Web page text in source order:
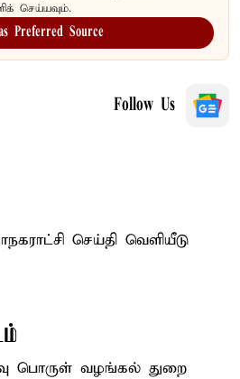
செய்யவும்.
Preferred Source
Follow Us
செய்தி வெளியீடு
பொருள் வழங்கல் துறை